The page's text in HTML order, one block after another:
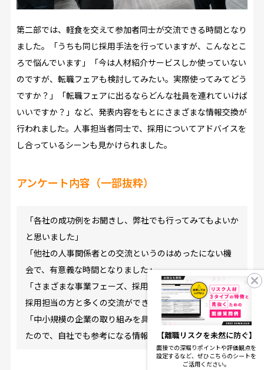
第二部では、軽食を交えて参加者同士が交流できる時間となり
ました。「うちも同じ採用手法を行っていますが、こんなとこ
ろで悩んでいます」「今は人材紹介サービスしか使っていない
のですが、転職フェアも検討してみたい。実際使ってみてどう
ですか？」「転職フェアに出るならどんな社員を連れていけば
いいですか？」など、発表内容をもとにさまざまな情報交換が
行われました。人事担当者同士で、採用についてアドバイスを
し合っているシーンも見かけられました。
アンケート内容（一部抜粋）
「各社の成功例をお聞きし、弊社でも行ってみてもよいか
と思いました」
「他社の人事関係者との交流というのはめったにない機
会で、有意義な時間となりました」
「さまざまな事業フェーズ、採用規模で戦っている人事・
採用担当の方と多くの交流ができた」
「中小規模の企業の取り組みを具体的に知ることができ
たので、自社でも参考になる情報を収集できました」
【離職リスクを未然に防ぐ】
面接での深堀りポイントや評価観点を
設定するなど、ぜひこちらのシートを
ご活用ください。